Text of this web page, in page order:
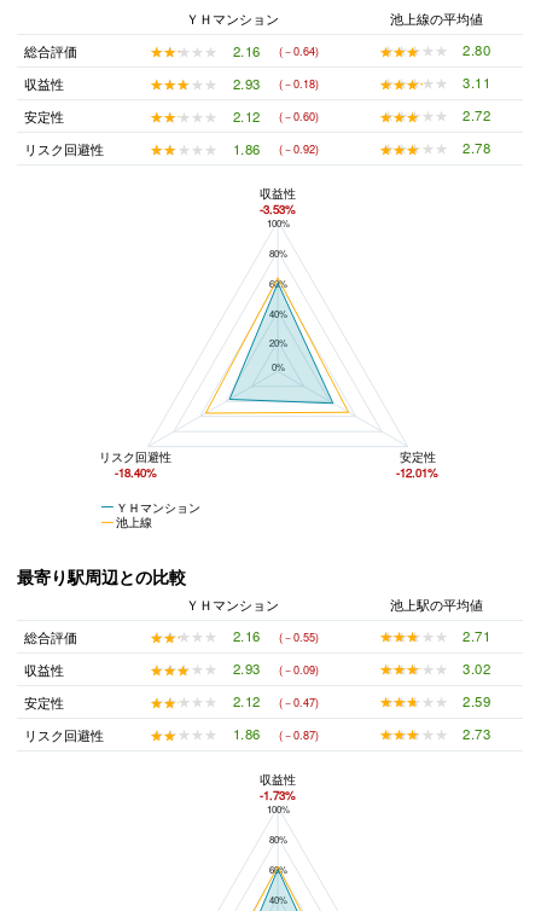
ＹＨマンション
池上線の平均値
総合評価
★★★★★
★★★★★ 2.16 (－0.64) ★★★★★
★★★★★
2.80
収益性
★★★★★
★★★★★ 2.93 (－0.18) ★★★★★
★★★★★
3.11
安定性
★★★★★
★★★★★ 2.12 (－0.60) ★★★★★
★★★★★
2.72
リスク回避性
★★★★★
★★★★★ 1.86 (－0.92) ★★★★★
★★★★★ 2.78
ＹＨマンションと池上線の平均値の総合評価の比較
100%
80%
60%
40%
20%
0%
ＹＨマンション
池上線
収益性
-3.53%
リスク回避性
-18.40%
安定性
-12.01%
最寄り駅周辺との比較
ＹＨマンション
池上駅の平均値
総合評価
★★★★★
★★★★★ 2.16 (－0.55) ★★★★★
★★★★★
2.71
収益性
★★★★★
★★★★★ 2.93 (－0.09) ★★★★★
★★★★★
3.02
安定性
★★★★★
★★★★★ 2.12 (－0.47) ★★★★★
★★★★★
2.59
リスク回避性
★★★★★
★★★★★ 1.86 (－0.87) ★★★★★
★★★★★ 2.73
ＹＨマンションと池上駅の平均値の総合評価の比較
100%
80%
60%
40%
収益性
-1.73%